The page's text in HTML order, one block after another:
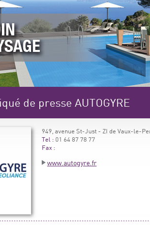
de presse AUTOGYRE
949, avenue St-Just - ZI de Vaux-le-
Tel : 01 64 87 78 77
Fax :
www.autogyre.fr